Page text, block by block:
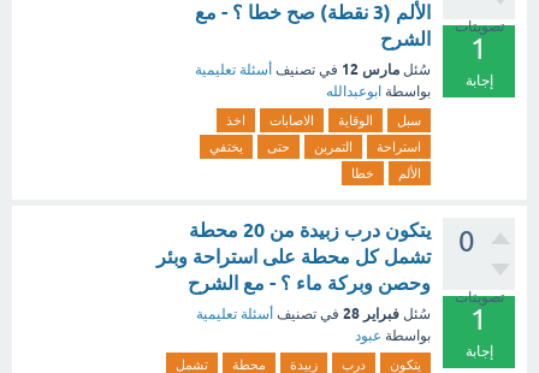
تصويتات
1
إجابة
الألم (3 نقطة) صح خطا ؟ - مع
الشرح
سُئل مارس 12 في تصنيف أسئلة تعليمية
بواسطة ابوعبدالله
سبل الوقاية الاصابات
اخذ
استراحة
التمرين حتى
يختفي
الألم
خطا
0
تصويتات
1
إجابة
يتكون درب زبيدة من 20 محطة
تشمل كل محطة على استراحة وبئر
وحصن وبركة ماء ؟ - مع الشرح
سُئل فبراير 28 في تصنيف أسئلة تعليمية
بواسطة عبود
يتكون درب زبيدة محطة
تشمل